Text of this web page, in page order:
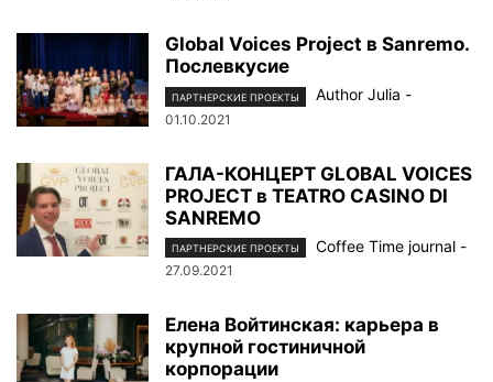
Global Voices Project в Sanremo.
Послевкусие
ПАРТНЕРСКИЕ ПРОЕКТЫ Author Julia -
01.10.2021
ГАЛА-КОНЦЕРТ GLOBAL VOICES
PROJECT в TEATRO CASINO DI
SANREMO
ПАРТНЕРСКИЕ ПРОЕКТЫ Coffee Time journal -
27.09.2021
Елена Войтинская: карьера в
крупной гостиничной
корпорации